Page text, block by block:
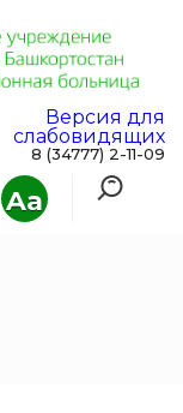
Aa
Версия для
слабовидящих
8 (34777) 2-11-09